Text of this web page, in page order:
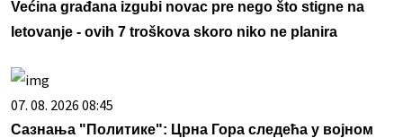
Većina građana izgubi novac pre nego što stigne na
letovanje - ovih 7 troškova skoro niko ne planira
07. 08. 2026 08:45
Сазнања "Политике": Црна Гора следећа у војном